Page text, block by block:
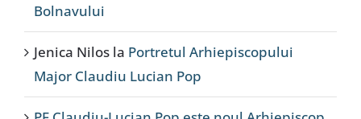
Bolnavului
Jenica Nilos la Portretul Arhiepiscopului
Major Claudiu Lucian Pop